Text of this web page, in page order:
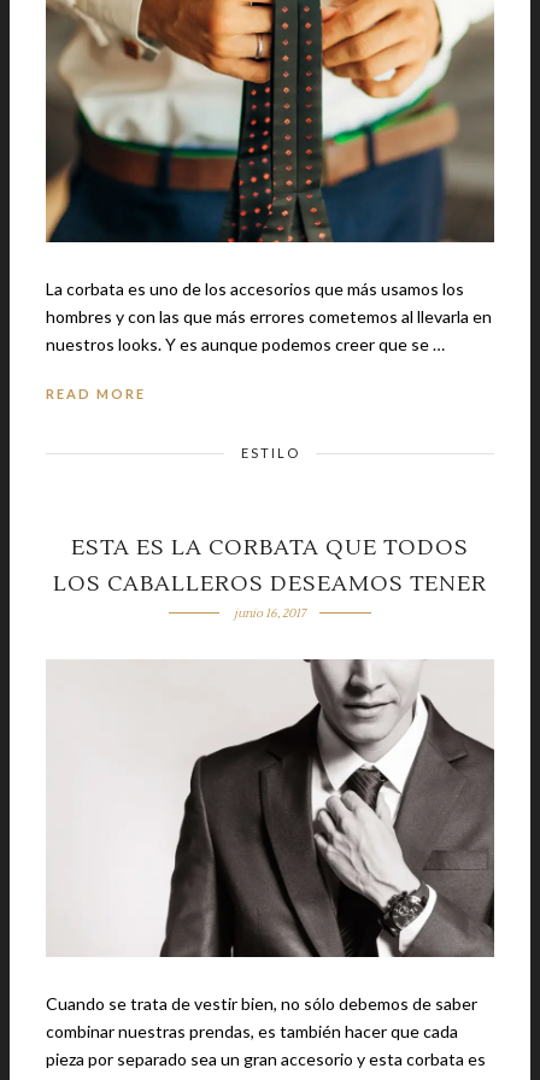
La corbata es uno de los accesorios que más usamos los
hombres y con las que más errores cometemos al llevarla en
nuestros looks. Y es aunque podemos creer que se …
READ MORE
ESTILO
ESTA ES LA CORBATA QUE TODOS
LOS CABALLEROS DESEAMOS TENER
junio 16, 2017
Cuando se trata de vestir bien, no sólo debemos de saber
combinar nuestras prendas, es también hacer que cada
pieza por separado sea un gran accesorio y esta corbata es